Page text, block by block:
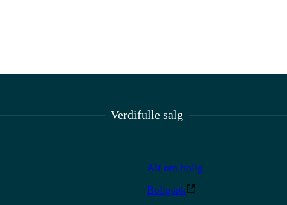
Verdifulle salg
Alt om bolig
Boligsøk